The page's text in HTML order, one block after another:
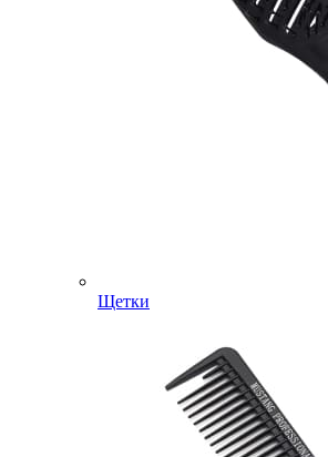
Щетки